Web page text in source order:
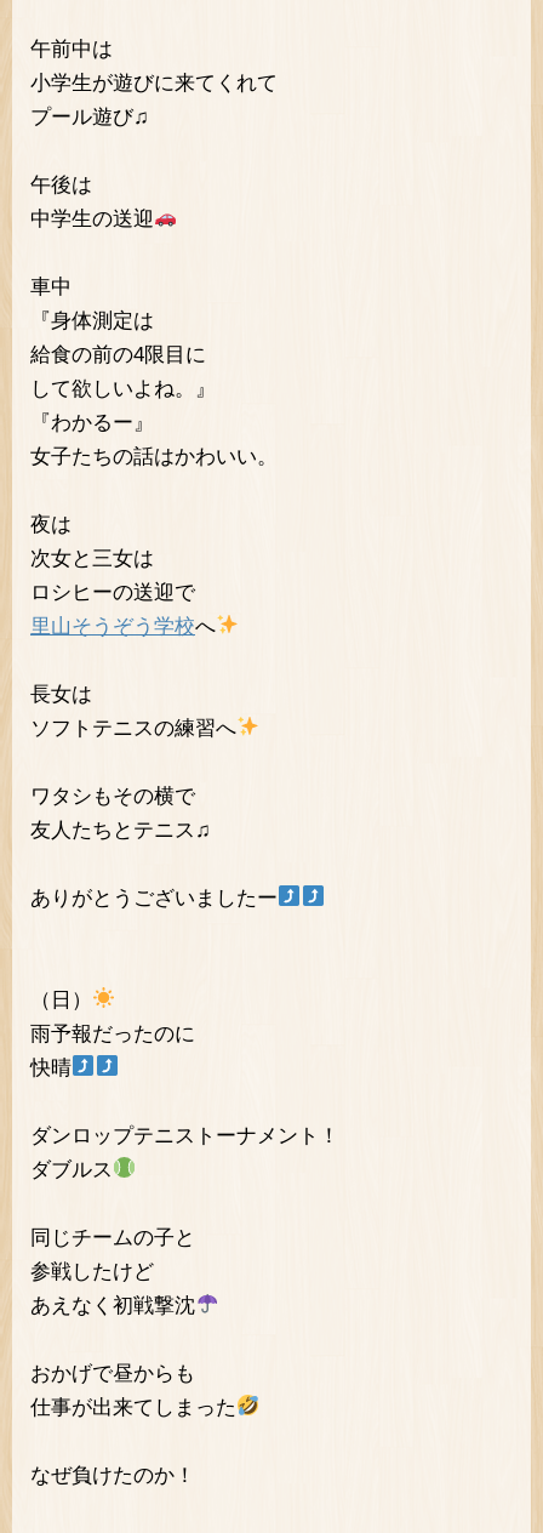
午前中は
小学生が遊びに来てくれて
プール遊び♫
午後は
中学生の送迎
車中
『身体測定は
給食の前の4限目に
して欲しいよね。』
『わかるー』
女子たちの話はかわいい。
夜は
次女と三女は
ロシヒーの送迎で
里山そうぞう学校へ
長女は
ソフトテニスの練習へ
ワタシもその横で
友人たちとテニス♫
ありがとうございましたー
（日）
雨予報だったのに
快晴
ダンロップテニストーナメント！
ダブルス
同じチームの子と
参戦したけど
あえなく初戦撃沈
おかげで昼からも
仕事が出来てしまった
なぜ負けたのか！